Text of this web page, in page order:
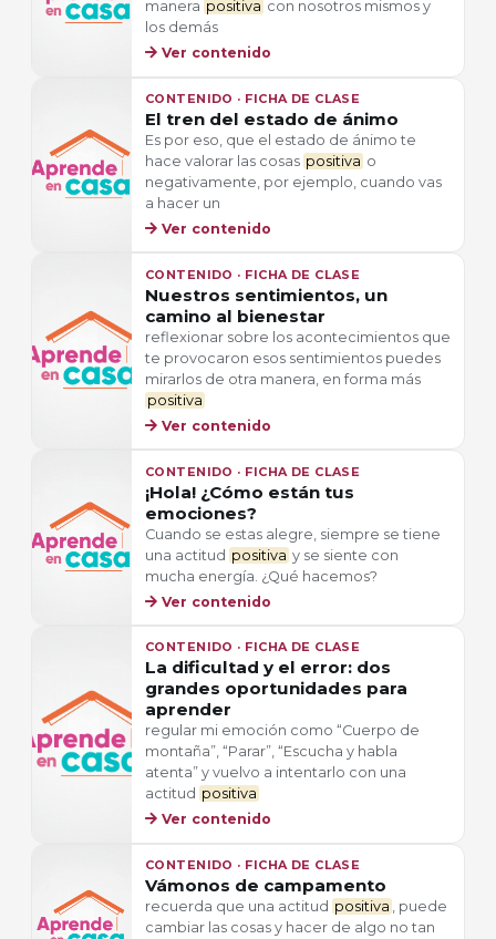
manera positiva con nosotros mismos y
los demás
Ver contenido
CONTENIDO · FICHA DE CLASE
El tren del estado de ánimo
Es por eso, que el estado de ánimo te
hace valorar las cosas positiva o
negativamente, por ejemplo, cuando vas
a hacer un
Ver contenido
CONTENIDO · FICHA DE CLASE
Nuestros sentimientos, un
camino al bienestar
reflexionar sobre los acontecimientos que
te provocaron esos sentimientos puedes
mirarlos de otra manera, en forma más
positiva
Ver contenido
CONTENIDO · FICHA DE CLASE
¡Hola! ¿Cómo están tus
emociones?
Cuando se estas alegre, siempre se tiene
una actitud positiva y se siente con
mucha energía. ¿Qué hacemos?
Ver contenido
CONTENIDO · FICHA DE CLASE
La dificultad y el error: dos
grandes oportunidades para
aprender
regular mi emoción como “Cuerpo de
montaña”, “Parar”, “Escucha y habla
atenta” y vuelvo a intentarlo con una
actitud positiva
Ver contenido
CONTENIDO · FICHA DE CLASE
Vámonos de campamento
recuerda que una actitud positiva , puede
cambiar las cosas y hacer de algo no tan